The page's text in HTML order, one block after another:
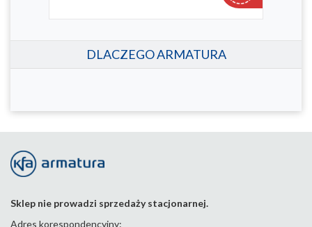
DLACZEGO ARMATURA
Sklep nie prowadzi sprzedaży stacjonarnej.
Adres korespondencyjny: